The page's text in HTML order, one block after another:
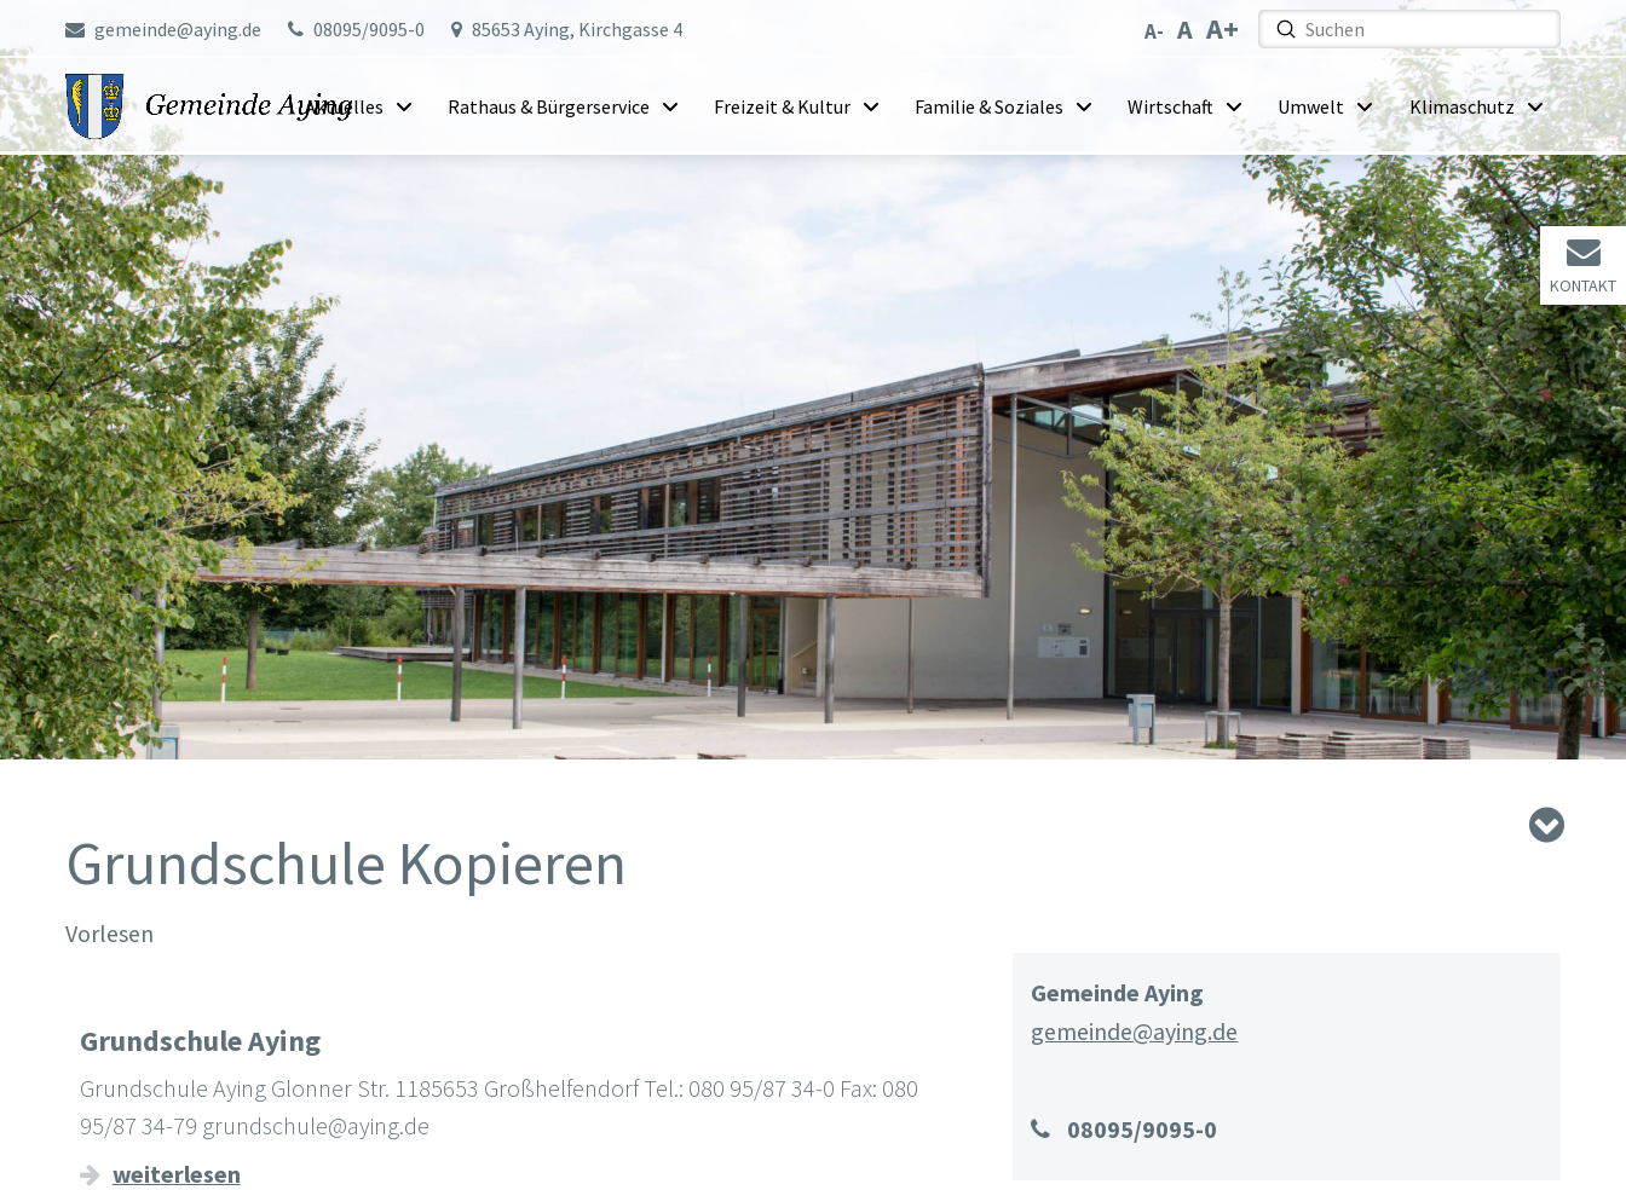
KONTAKT
gemeinde@aying.de 08095/9095-0 85653 Aying, Kirchgasse 4
Search
Submit
Aktuelles Rathaus & Bürgerservice Freizeit & Kultur Familie & Soziales Wirtschaft Umwelt Klimaschutz
Grundschule Kopieren
Vorlesen
Grundschule Aying
Grundschule Aying Glonner Str. 1185653 Großhelfendorf Tel.: 080 95/87 34-0 Fax: 080
95/87 34-79 grundschule@aying.de
weiterlesen
Gemeinde Aying
gemeinde@aying.de
08095/9095-0